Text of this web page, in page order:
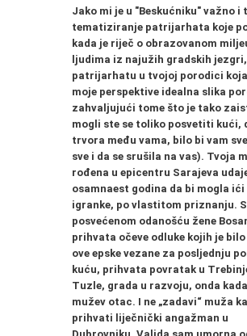
Jako mi je u "Beskućniku" važno i
tematiziranje patrijarhata koje
kada je riječ o obrazovanom
ljudima iz najužih gradskih
patrijarhatu u tvojoj porodici
moje perspektive idealna slika
zahvaljujući tome što je tako
mogli ste se toliko posvetiti kući,
trvora među vama, bilo bi vam
sve i da se srušila na vas). Tvoja
rođena u epicentru Sarajeva
osamnaest godina da bi mogla ići
igranke, po vlastitom priznanju.
posvećenom odanošću žene
prihvata očeve odluke kojih je
ove epske vezane za posljednju
kuću, prihvata povratak u
Tuzle, grada u razvoju, onda
mužev otac. I ne „zadavi“ muža
prihvati liječnički angažman u